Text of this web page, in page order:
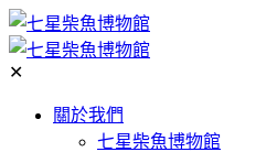
✕
關於我們
七星柴魚博物館